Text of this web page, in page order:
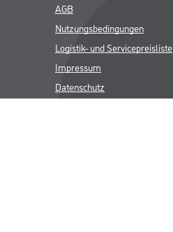
AGB
Nutzungsbedingungen
Logistik- und Servicepreisliste
Impressum
Datenschutz